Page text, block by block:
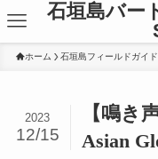
石垣島バー
ホーム 石垣島フィールドガイ
【鳴き
Asian
2023
12/15